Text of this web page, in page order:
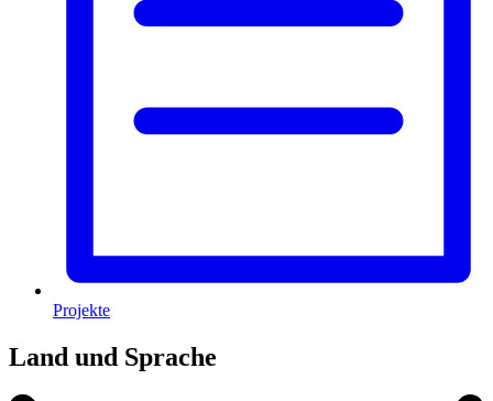
Projekte
Land und Sprache